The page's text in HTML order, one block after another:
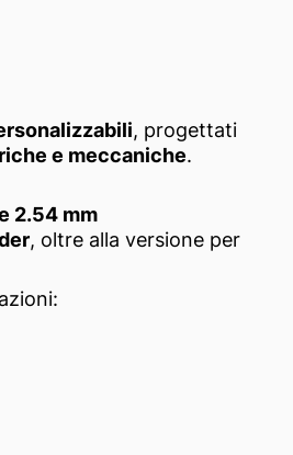
, progettati
e meccaniche.
2.54 mm
, oltre alla versione per